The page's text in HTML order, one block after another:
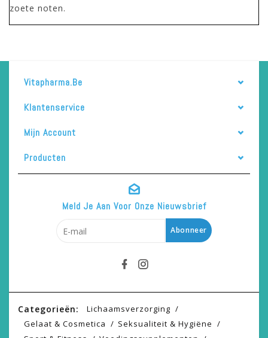
zoete noten.
Vitapharma.be
Klantenservice
Mijn Account
Producten
Meld Je Aan Voor Onze Nieuwsbrief
Abonneer
Categorieën:
Lichaamsverzorging
Gelaat & Cosmetica
Seksualiteit & Hygiëne